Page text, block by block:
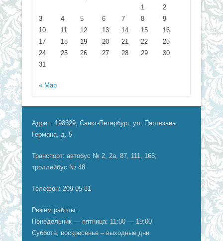
1
2
3
4 5 6 7 8
9
10
11 12 13 14 15
16
17
18 19 20 21 22
23
24
25 26 27 28 29
30
31
« Мар
Адрес: 198329, Санкт-Петербург, ул. Партизана
Германа, д. 5
Транспорт: автобус № 2, 2а, 87, 111, 165;
троллейбус № 48
Телефон: 209-05-81
Режим работы:
Понедельник — пятница: 11:00 — 19:00
Суббота, воскресенье – выходные дни